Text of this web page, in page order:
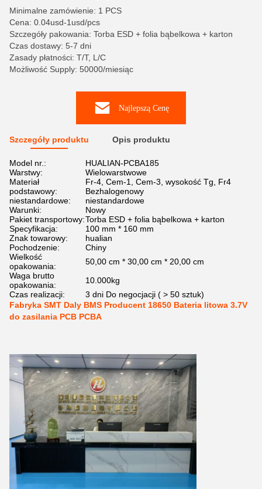
Minimalne zamówienie: 1 PCS
Cena: 0.04usd-1usd/pcs
Szczegóły pakowania: Torba ESD + folia bąbelkowa + karton
Czas dostawy: 5-7 dni
Zasady płatności: T/T, L/C
Możliwość Supply: 50000/miesiąc
Najlepszą Cenę
Szczegóły produktu Opis produktu
Model nr.:
HUALIAN-PCBA185
Warstwy:
Wielowarstwowe
Materiał
podstawowy:
Fr-4, Cem-1, Cem-3, wysokość Tg, Fr4
Bezhalogenowy
niestandardowe:
niestandardowe
Warunki:
Nowy
Pakiet transportowy:Torba ESD + folia bąbelkowa + karton
Specyfikacja:
100 mm * 160 mm
Znak towarowy:
hualian
Pochodzenie:
Chiny
Wielkość
opakowania:
50,00 cm * 30,00 cm * 20,00 cm
Waga brutto
opakowania:
10.000kg
Czas realizacji:
3 dni Do negocjacji ( > 50 sztuk)
Fabryka SMT Daly BMS Producent 18650 Bateria litowa 3.7V
do zasilania PCB PCBA